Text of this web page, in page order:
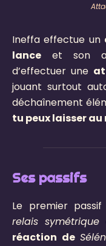
Ineffa effectue un
lance et son
d’effectuer une
jouant surtout
déchaînement
tu peux laisser au
Ses passifs
Le premier
relais symétrique
réaction de